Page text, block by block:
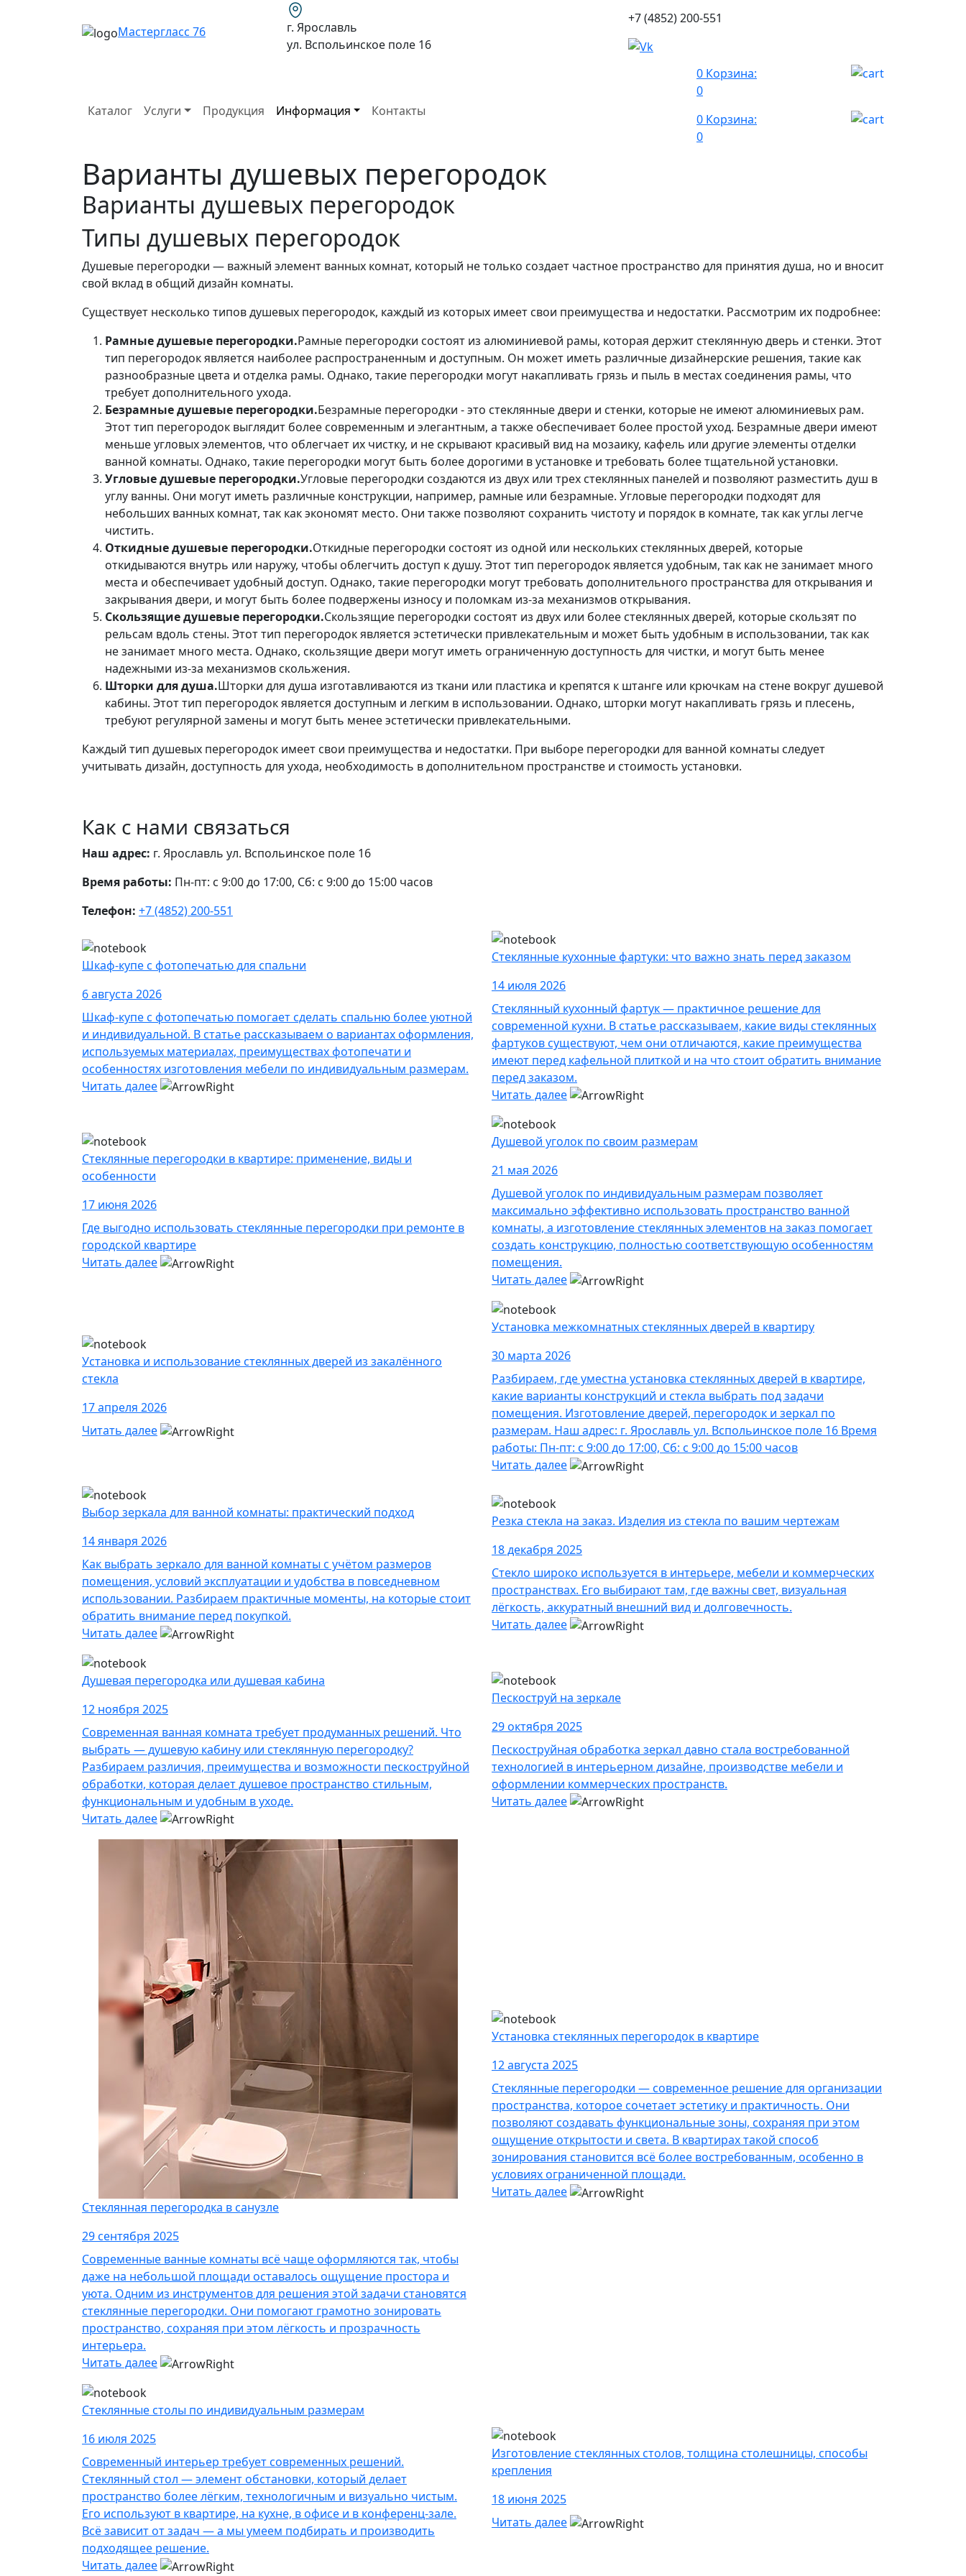
Мастергласс 76
г. Ярославль
ул. Вспольинское поле 16
+7 (4852) 200-551
Каталог Услуги Продукция Информация Контакты
0 Корзина:
0
0 Корзина:
0
Варианты душевых перегородок
Варианты душевых перегородок
Типы душевых перегородок
Душевые перегородки — важный элемент ванных комнат, который не только создает частное пространство для принятия душа, но и вносит
свой вклад в общий дизайн комнаты.
Существует несколько типов душевых перегородок, каждый из которых имеет свои преимущества и недостатки. Рассмотрим их подробнее:
Рамные душевые перегородки.Рамные перегородки состоят из алюминиевой рамы, которая держит стеклянную дверь и стенки. Этот
тип перегородок является наиболее распространенным и доступным. Он может иметь различные дизайнерские решения, такие как
разнообразные цвета и отделка рамы. Однако, такие перегородки могут накапливать грязь и пыль в местах соединения рамы, что
требует дополнительного ухода.
Безрамные душевые перегородки.Безрамные перегородки - это стеклянные двери и стенки, которые не имеют алюминиевых рам.
Этот тип перегородок выглядит более современным и элегантным, а также обеспечивает более простой уход. Безрамные двери имеют
меньше угловых элементов, что облегчает их чистку, и не скрывают красивый вид на мозаику, кафель или другие элементы отделки
ванной комнаты. Однако, такие перегородки могут быть более дорогими в установке и требовать более тщательной установки.
Угловые душевые перегородки.Угловые перегородки создаются из двух или трех стеклянных панелей и позволяют разместить душ в
углу ванны. Они могут иметь различные конструкции, например, рамные или безрамные. Угловые перегородки подходят для
небольших ванных комнат, так как экономят место. Они также позволяют сохранить чистоту и порядок в комнате, так как углы легче
чистить.
Откидные душевые перегородки.Откидные перегородки состоят из одной или нескольких стеклянных дверей, которые
откидываются внутрь или наружу, чтобы облегчить доступ к душу. Этот тип перегородок является удобным, так как не занимает много
места и обеспечивает удобный доступ. Однако, такие перегородки могут требовать дополнительного пространства для открывания и
закрывания двери, и могут быть более подвержены износу и поломкам из-за механизмов открывания.
Скользящие душевые перегородки.Скользящие перегородки состоят из двух или более стеклянных дверей, которые скользят по
рельсам вдоль стены. Этот тип перегородок является эстетически привлекательным и может быть удобным в использовании, так как
не занимает много места. Однако, скользящие двери могут иметь ограниченную доступность для чистки, и могут быть менее
надежными из-за механизмов скольжения.
Шторки для душа.Шторки для душа изготавливаются из ткани или пластика и крепятся к штанге или крючкам на стене вокруг душевой
кабины. Этот тип перегородок является доступным и легким в использовании. Однако, шторки могут накапливать грязь и плесень,
требуют регулярной замены и могут быть менее эстетически привлекательными.
Каждый тип душевых перегородок имеет свои преимущества и недостатки. При выборе перегородки для ванной комнаты следует
учитывать дизайн, доступность для ухода, необходимость в дополнительном пространстве и стоимость установки.
Как с нами связаться
Наш адрес: г. Ярославль ул. Вспольинское поле 16
Время работы: Пн-пт: с 9:00 до 17:00, Сб: с 9:00 до 15:00 часов
Телефон: +7 (4852) 200-551
Шкаф-купе с фотопечатью для спальни
6 августа 2026
Шкаф-купе с фотопечатью помогает сделать спальню более уютной
и индивидуальной. В статье рассказываем о вариантах оформления,
используемых материалах, преимуществах фотопечати и
особенностях изготовления мебели по индивидуальным размерам.
Читать далее
Стеклянные кухонные фартуки: что важно знать перед заказом
14 июля 2026
Стеклянный кухонный фартук — практичное решение для
современной кухни. В статье рассказываем, какие виды стеклянных
фартуков существуют, чем они отличаются, какие преимущества
имеют перед кафельной плиткой и на что стоит обратить внимание
перед заказом.
Читать далее
Стеклянные перегородки в квартире: применение, виды и
особенности
17 июня 2026
Где выгодно использовать стеклянные перегородки при ремонте в
городской квартире
Читать далее
Душевой уголок по своим размерам
21 мая 2026
Душевой уголок по индивидуальным размерам позволяет
максимально эффективно использовать пространство ванной
комнаты, а изготовление стеклянных элементов на заказ помогает
создать конструкцию, полностью соответствующую особенностям
помещения.
Читать далее
Установка и использование стеклянных дверей из закалённого
стекла
17 апреля 2026
Читать далее
Установка межкомнатных стеклянных дверей в квартиру
30 марта 2026
Разбираем, где уместна установка стеклянных дверей в квартире,
какие варианты конструкций и стекла выбрать под задачи
помещения. Изготовление дверей, перегородок и зеркал по
размерам. Наш адрес: г. Ярославль ул. Вспольинское поле 16 Время
работы: Пн-пт: с 9:00 до 17:00, Сб: с 9:00 до 15:00 часов
Читать далее
Выбор зеркала для ванной комнаты: практический подход
14 января 2026
Как выбрать зеркало для ванной комнаты с учётом размеров
помещения, условий эксплуатации и удобства в повседневном
использовании. Разбираем практичные моменты, на которые стоит
обратить внимание перед покупкой.
Читать далее
Резка стекла на заказ. Изделия из стекла по вашим чертежам
18 декабря 2025
Стекло широко используется в интерьере, мебели и коммерческих
пространствах. Его выбирают там, где важны свет, визуальная
лёгкость, аккуратный внешний вид и долговечность.
Читать далее
Душевая перегородка или душевая кабина
12 ноября 2025
Современная ванная комната требует продуманных решений. Что
выбрать — душевую кабину или стеклянную перегородку?
Разбираем различия, преимущества и возможности пескоструйной
обработки, которая делает душевое пространство стильным,
функциональным и удобным в уходе.
Читать далее
Пескоструй на зеркале
29 октября 2025
Пескоструйная обработка зеркал давно стала востребованной
технологией в интерьерном дизайне, производстве мебели и
оформлении коммерческих пространств.
Читать далее
Стеклянная перегородка в санузле
29 сентября 2025
Современные ванные комнаты всё чаще оформляются так, чтобы
даже на небольшой площади оставалось ощущение простора и
уюта. Одним из инструментов для решения этой задачи становятся
стеклянные перегородки. Они помогают грамотно зонировать
пространство, сохраняя при этом лёгкость и прозрачность
интерьера.
Читать далее
Установка стеклянных перегородок в квартире
12 августа 2025
Стеклянные перегородки — современное решение для организации
пространства, которое сочетает эстетику и практичность. Они
позволяют создавать функциональные зоны, сохраняя при этом
ощущение открытости и света. В квартирах такой способ
зонирования становится всё более востребованным, особенно в
условиях ограниченной площади.
Читать далее
Стеклянные столы по индивидуальным размерам
16 июля 2025
Современный интерьер требует современных решений.
Стеклянный стол — элемент обстановки, который делает
пространство более лёгким, технологичным и визуально чистым.
Его используют в квартире, на кухне, в офисе и в конференц-зале.
Всё зависит от задач — а мы умеем подбирать и производить
подходящее решение.
Читать далее
Изготовление стеклянных столов, толщина столешницы, способы
крепления
18 июня 2025
Читать далее